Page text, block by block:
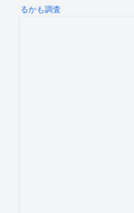
るかも調査